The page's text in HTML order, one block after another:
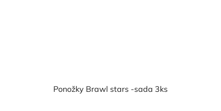
Ponožky Brawl stars -sada 3ks